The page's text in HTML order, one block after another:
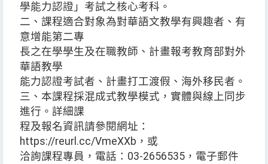
學能力認證」考試之核心考科。
二、課程適合對象為對華語文教學有興趣者、有
意增能第二專
長之在學學生及在職教師、計畫報考教育部對外
華語教學
能力認證考試者、計畫打工渡假、海外移民者。
三、本課程採混成式教學模式，實體與線上同步
進行。詳細課
程及報名資訊請參閱網址：
https://reurl.cc/VmeXXb，或
洽詢課程專員，電話：03-2656535，電子郵件